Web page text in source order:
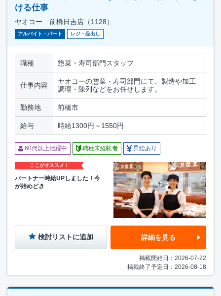
ける仕事
ヤオコー 前橋日吉店（1128）
アルバイト・パート レジ・品出し
職種 惣菜・寿司部門スタッフ
仕事内容
ヤオコーの惣菜・寿司部門にて、製造や加工
調理・陳列などをお任せします。
勤務地 前橋市
給与 時給1300円～1550円
60代以上活躍中 職種未経験者 昇給あり
ここがオススメ！
パートナー時給UPしました！今
が始めどき
検討リストに追加 詳細を見る
掲載開始日：2026-07-22
掲載終了予定日：2026-08-18